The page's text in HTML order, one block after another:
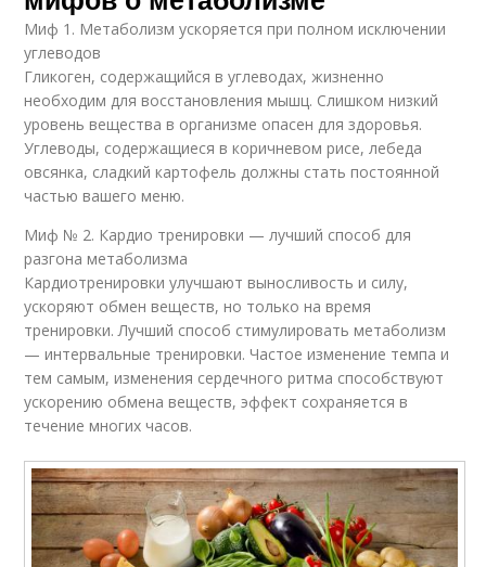
Миф 1. Метаболизм ускоряется при полном исключении
углеводов
Гликоген, содержащийся в углеводах, жизненно
необходим для восстановления мышц. Слишком низкий
уровень вещества в организме опасен для здоровья.
Углеводы, содержащиеся в коричневом рисе, лебеда
овсянка, сладкий картофель должны стать постоянной
частью вашего меню.
Миф № 2. Кардио тренировки — лучший способ для
разгона метаболизма
Кардиотренировки улучшают выносливость и силу,
ускоряют обмен веществ, но только на время
тренировки. Лучший способ стимулировать метаболизм
— интервальные тренировки. Частое изменение темпа и
тем самым, изменения сердечного ритма способствуют
ускорению обмена веществ, эффект сохраняется в
течение многих часов.